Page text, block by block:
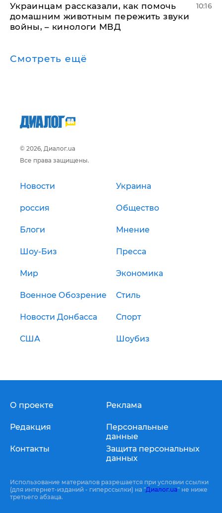
Украинцам рассказали, как помочь
домашним животным пережить звуки
войны, – кинологи МВД
10:16
Смотреть ещё
© 2026, Диалог.ua
Все права защищены.
Новости Украина
россия Общество
Блоги Мнение
Шоу-Биз Пресса
Мир Экономика
Военное Обозрение Стиль
Новости Донбасса Спорт
США Шоубиз
О проекте
Редакция
Контакты
Реклама
Персональные
данные
Защита персональных
данных
Использование материалов разрешается при условии ссылки
(для интернет-изданий - гиперссылки) на "Диалог.ua" не ниже
третьего абзаца.